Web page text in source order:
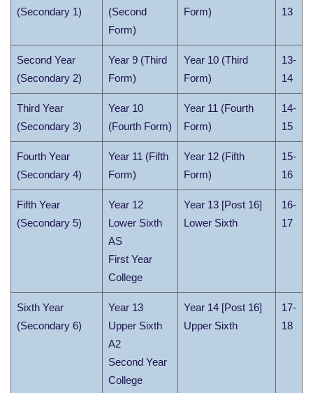
(Secondary 1)
(Second
Form)
Form)
13
Second Year
(Secondary 2)
Year 9 (Third
Form)
Year 10 (Third
Form)
13-
14
Third Year
(Secondary 3)
Year 10
(Fourth Form)
Year 11 (Fourth
Form)
14-
15
Fourth Year
(Secondary 4)
Year 11 (Fifth
Form)
Year 12 (Fifth
Form)
15-
16
Fifth Year
(Secondary 5)
Year 12
Lower Sixth
AS
First Year
College
Year 13 [Post 16]
Lower Sixth
16-
17
Sixth Year
(Secondary 6)
Year 13
Upper Sixth
A2
Second Year
College
Year 14 [Post 16]
Upper Sixth
17-
18